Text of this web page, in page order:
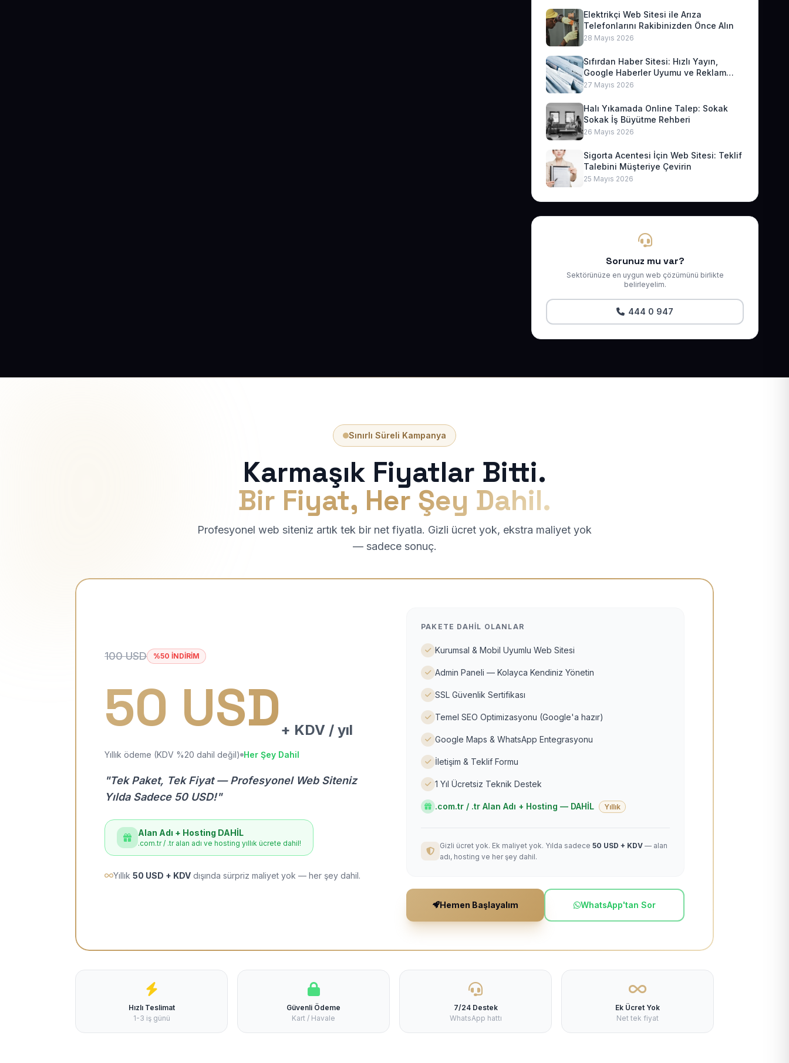
Elektrikçi Web Sitesi ile Arıza
Telefonlarını Rakibinizden Önce Alın
28 Mayıs 2026
Sıfırdan Haber Sitesi: Hızlı Yayın,
Google Haberler Uyumu ve Reklam
Geliri
27 Mayıs 2026
Halı Yıkamada Online Talep: Sokak
Sokak İş Büyütme Rehberi
26 Mayıs 2026
Sigorta Acentesi İçin Web Sitesi: Teklif
Talebini Müşteriye Çevirin
25 Mayıs 2026
Sorunuz mu var?
Sektörünüze en uygun web çözümünü birlikte
belirleyelim.
444 0 947
Sınırlı Süreli Kampanya
Karmaşık Fiyatlar Bitti.
Bir Fiyat, Her Şey Dahil.
Profesyonel web siteniz artık tek bir net fiyatla. Gizli ücret yok, ekstra maliyet yok
— sadece sonuç.
100 USD %50 İNDİRİM
50 USD + KDV / yıl
Yıllık ödeme (KDV %20 dahil değil) Her Şey Dahil
"Tek Paket, Tek Fiyat — Profesyonel Web Siteniz
Yılda Sadece 50 USD!"
Alan Adı + Hosting DAHİL
.com.tr / .tr alan adı ve hosting yıllık ücrete dahil!
Yıllık 50 USD + KDV dışında sürpriz maliyet yok — her şey dahil.
PAKETE DAHIL OLANLAR
Kurumsal & Mobil Uyumlu Web Sitesi
Admin Paneli — Kolayca Kendiniz Yönetin
SSL Güvenlik Sertifikası
Temel SEO Optimizasyonu (Google'a hazır)
Google Maps & WhatsApp Entegrasyonu
İletişim & Teklif Formu
1 Yıl Ücretsiz Teknik Destek
.com.tr / .tr Alan Adı + Hosting — DAHİL Yıllık
Gizli ücret yok. Ek maliyet yok. Yılda sadece 50 USD + KDV — alan
adı, hosting ve her şey dahil.
Hemen Başlayalım WhatsApp'tan Sor
Hızlı Teslimat
1-3 iş günü
Güvenli Ödeme
Kart / Havale
7/24 Destek
WhatsApp hattı
Ek Ücret Yok
Net tek fiyat